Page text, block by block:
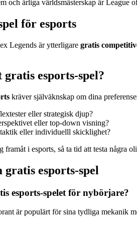
och årliga världsmästerskap är League
för esports
Legends är ytterligare gratis
esports-spel?
kräver själväknskap om dina
eller strategisk djup?
eller top-down visning?
eller individuelll skicklighet?
framåt i esports, så ta tid att testa några
esports-spel
esports-spelet för nybörjare?
är populärt för sina tydliga mekanik